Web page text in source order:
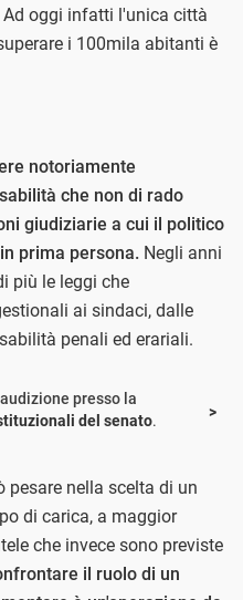
oggi infatti l'unica città
i 100mila abitanti è
notoriamente
che non di rado
giudiziarie a cui il politico
prima persona. Negli anni
più le leggi che
ai sindaci, dalle
penali ed erariali.
presso la
del senato.
pesare nella scelta di un
di carica, a maggior
che invece sono previste
il ruolo di un